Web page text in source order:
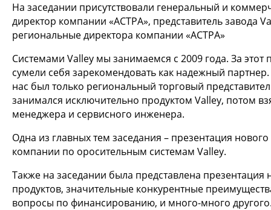
На заседании присутствовали генеральный и
директор компании «АСТРА», представитель завода
региональные директора компании «АСТРА»
Системами Valley мы занимаемся с 2009 года. За этот
сумели себя зарекомендовать как надежный
нас был только региональный торговый
занимался исключительно продуктом Valley, потом
менеджера и сервисного инженера.
Одна из главных тем заседания – презентация нового
компании по оросительным системам Valley.
Также на заседании была представлена презентация
продуктов, значительные конкурентные
вопросы по финансированию, и много-много